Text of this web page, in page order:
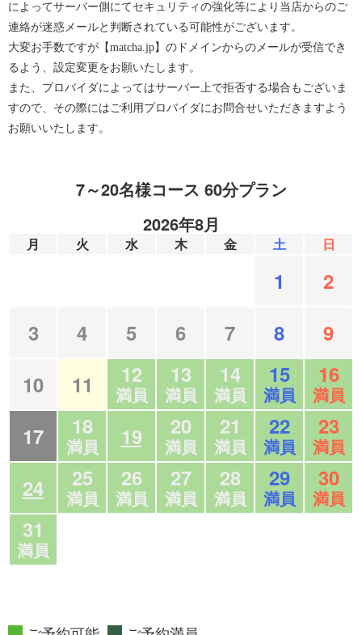
によってサーバー側にてセキュリティの強化等により当店からのご
連絡が迷惑メールと判断されている可能性がございます。
大変お手数ですが【matcha.jp】のドメインからのメールが受信でき
るよう、設定変更をお願いたします。
また、プロバイダによってはサーバー上で拒否する場合もございま
すので、その際にはご利用プロバイダにお問合せいただきますよう
お願いいたします。
7～20名様コース 60分プラン
2026年8月
月 火 水 木 金 土 日
1
2
3
4 5 6 7 8
9
10
11 12
満員
13
満員
14
満員
15
満員
16
満員
17 18
満員 19 20
満員
21
満員
22
満員
23
満員
24 25
満員
26
満員
27
満員
28
満員
29
満員
30
満員
31
満員